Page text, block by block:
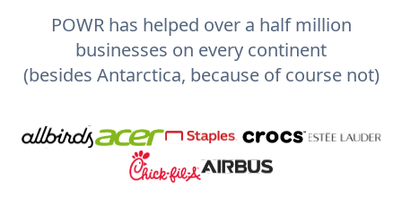
POWR has helped over a half million
businesses on every continent
(besides Antarctica, because of course not)